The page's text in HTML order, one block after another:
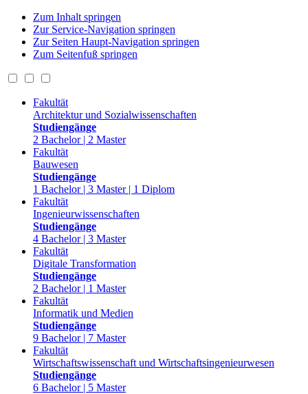
Zum Inhalt springen
Zur Service-Navigation springen
Zur Seiten Haupt-Navigation springen
Zum Seitenfuß springen
Fakultät
Architektur und Sozialwissenschaften
Studiengänge
2 Bachelor | 2 Master
Fakultät
Bauwesen
Studiengänge
1 Bachelor | 3 Master | 1 Diplom
Fakultät
Ingenieurwissenschaften
Studiengänge
4 Bachelor | 3 Master
Fakultät
Digitale Transformation
Studiengänge
2 Bachelor | 1 Master
Fakultät
Informatik und Medien
Studiengänge
9 Bachelor | 7 Master
Fakultät
Wirtschaftswissenschaft und Wirtschaftsingenieurwesen
Studiengänge
6 Bachelor | 5 Master